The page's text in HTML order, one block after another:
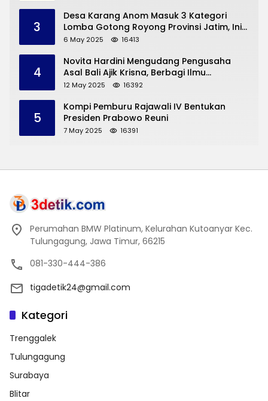
3
Desa Karang Anom Masuk 3 Kategori
Lomba Gotong Royong Provinsi Jatim, Ini
yang Disampaikan Sekda Trenggalek
6 May 2025 16413
4
Novita Hardini Mengudang Pengusaha
Asal Bali Ajik Krisna, Berbagi Ilmu
Pengembangan Pariwisata dan UMKM
12 May 2025 16392
5
Kompi Pemburu Rajawali IV Bentukan
Presiden Prabowo Reuni
7 May 2025 16391
Perumahan BMW Platinum, Kelurahan Kutoanyar Kec.
Tulungagung, Jawa Timur, 66215
081-330-444-386
tigadetik24@gmail.com
Kategori
Trenggalek
Tulungagung
Surabaya
Blitar